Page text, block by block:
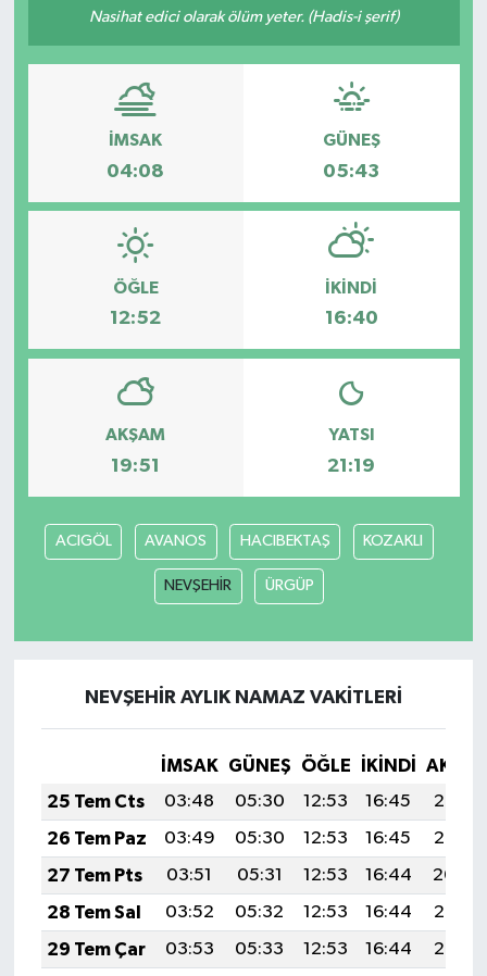
Nasihat edici olarak ölüm yeter. (Hadis-i şerif)
İMSAK
04:08
GÜNEŞ
05:43
ÖĞLE
12:52
İKINDI
16:40
AKŞAM
19:51
YATSI
21:19
ACIGÖL AVANOS HACIBEKTAŞ KOZAKLI
NEVŞEHİR ÜRGÜP
NEVŞEHİR AYLIK NAMAZ VAKITLERI
İMSAK GÜNEŞ ÖĞLE İKINDI
25 Tem Cts
03:48 05:30 12:53 16:45
20:06
26 Tem Paz
03:49 05:30 12:53 16:45
20:05
27 Tem Pts
03:51 05:31 12:53 16:44
20:04
28 Tem Sal
03:52 05:32 12:53 16:44
20:03
29 Tem Çar
03:53 05:33 12:53 16:44
20:02